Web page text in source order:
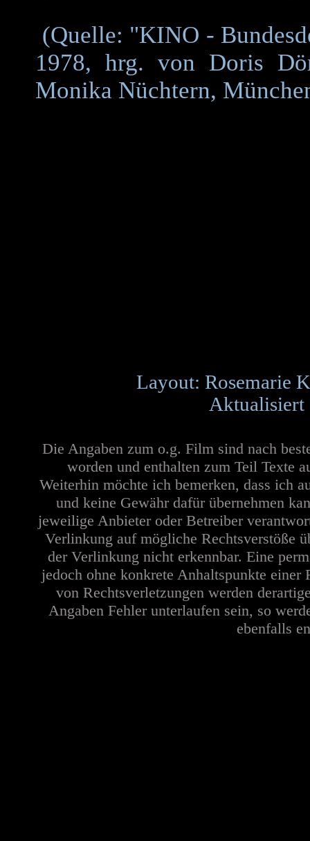
(Quelle: "KINO -
1978, hrg. von Doris
Monika Nüchtern,
Layout: Rosemarie
Aktualisiert
Die Angaben zum o.g. Film sind nach
worden und enthalten zum Teil Texte
Weiterhin möchte ich bemerken, dass ich
und keine Gewähr dafür übernehmen
jeweilige Anbieter oder Betreiber
Verlinkung auf mögliche Rechtsverstöße
der Verlinkung nicht erkennbar. Eine
jedoch ohne konkrete Anhaltspunkte
von Rechtsverletzungen werden
Angaben Fehler unterlaufen sein, so
ebenfalls